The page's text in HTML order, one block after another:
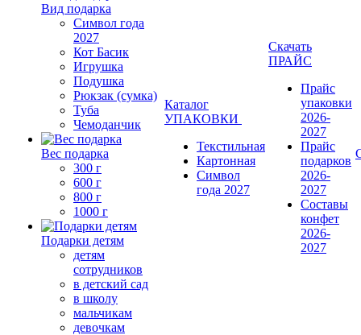
Вид подарка
Символ года
2027
Кот Басик
Игрушка
Подушка
Рюкзак (сумка)
Туба
Чемоданчик
Вес подарка
300 г
600 г
800 г
1000 г
Подарки детям
детям
сотрудников
в детский сад
в школу
мальчикам
девочкам
Каталог
УПАКОВКИ
Текстильная
Картонная
Символ
года 2027
Скачать
ПРАЙС
Прайс
упаковки
2026-
2027
Прайс
подарков
2026-
2027
Составы
конфет
2026-
2027